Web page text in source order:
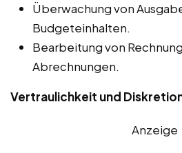
Überwachung von
Budgeteinhalten.
Bearbeitung von
Abrechnungen.
Vertraulichkeit und
Anzeige